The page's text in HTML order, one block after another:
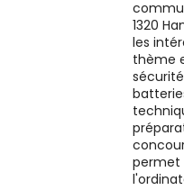
1320
les
thème
permet